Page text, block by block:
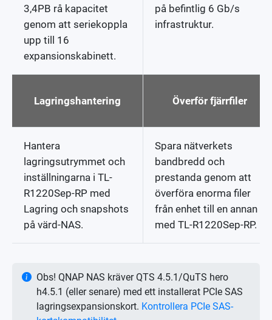
3,4PB rå kapacitet
genom att seriekoppla
upp till 16
expansionskabinett.
på befintlig 6 Gb/s
infrastruktur.
Lagringshantering Överför fjärrfiler
Hantera
lagringsutrymmet och
inställningarna i TL-
R1220Sep-RP med
Lagring och snapshots
på värd-NAS.
Spara nätverkets
bandbredd och
prestanda genom att
överföra enorma filer
från enhet till en annan
med TL-R1220Sep-RP.
Obs! QNAP NAS kräver QTS 4.5.1/QuTS hero
h4.5.1 (eller senare) med ett installerat PCIe SAS
lagringsexpansionskort. Kontrollera PCIe SAS-